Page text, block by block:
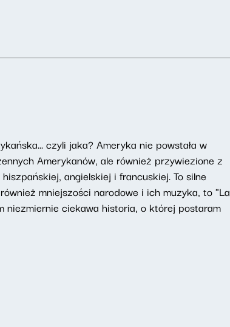
czyli jaka? Ameryka nie powstała w
Amerykanów, ale również przywiezione z
angielskiej i francuskiej. To silne
mniejszości narodowe i ich muzyka, to "La
niezmiernie ciekawa historia, o której postaram